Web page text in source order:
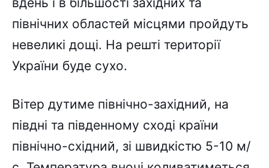
північних областей місцями пройдуть
невеликі дощі. На решті території
України буде сухо.
Вітер дутиме північно-західний, на
півдні та південному сході країни
північно-східний, зі швидкістю 5-10 м/